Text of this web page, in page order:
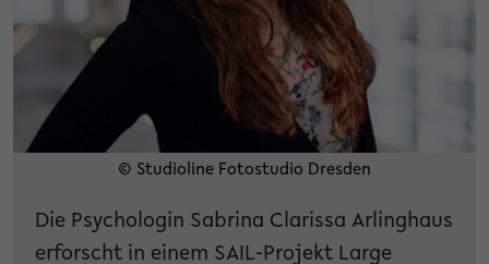
© Studioline Fotostudio Dresden
Die Psychologin Sabrina Clarissa Arlinghaus
erforscht in einem SAIL-Projekt Large